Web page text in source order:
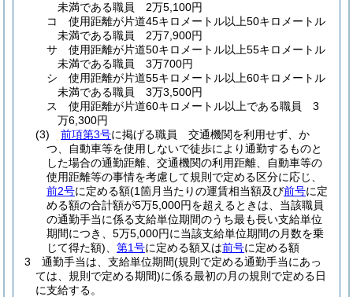
未満である職員 2万5,100円
コ
使用距離が片道45キロメートル以上50キロメートル
未満である職員 2万7,900円
サ
使用距離が片道50キロメートル以上55キロメートル
未満である職員 3万700円
シ
使用距離が片道55キロメートル以上60キロメートル
未満である職員 3万3,500円
ス
使用距離が片道60キロメートル以上である職員 3
万6,300円
(3)
前項第3号に掲げる職員 交通機関を利用せず、か
つ、自動車等を使用しないで徒歩により通勤するものと
した場合の通勤距離、交通機関の利用距離、自動車等の
使用距離等の事情を考慮して規則で定める区分に応じ、
前2号に定める額(1箇月当たりの運賃相当額及び前号に定
める額の合計額が5万5,000円を超えるときは、当該職員
の通勤手当に係る支給単位期間のうち最も長い支給単位
期間につき、5万5,000円に当該支給単位期間の月数を乗
じて得た額)
第1号に定める額又は前号に定める額
3
通勤手当は、支給単位期間(規則で定める通勤手当にあっ
ては、規則で定める期間)に係る最初の月の規則で定める日
に支給する。